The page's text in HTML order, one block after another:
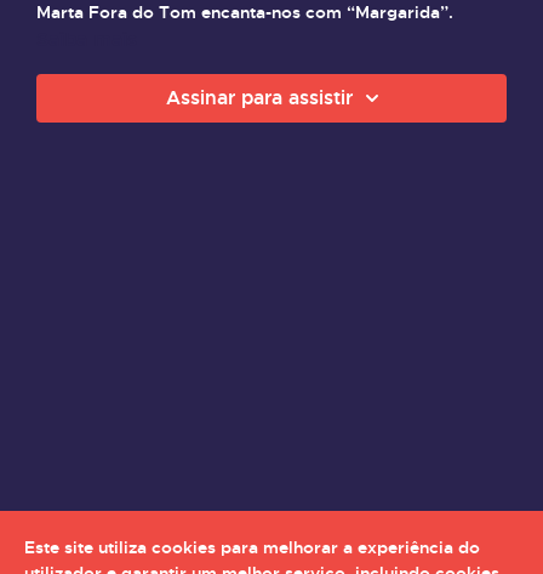
Marta Fora do Tom encanta-nos com “Margarida”.
Assinar para assistir
Este site utiliza cookies para melhorar a experiência do